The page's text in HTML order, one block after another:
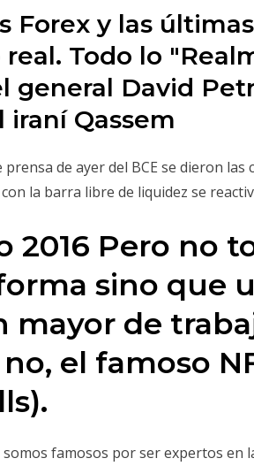
Forex y las
Todo lo
general David
iraní Qassem
prensa de ayer del BCE se dieron
la barra libre de liquidez se
2016 Pero no
sino que
mayor de
el famoso
somos famosos por ser expertos en